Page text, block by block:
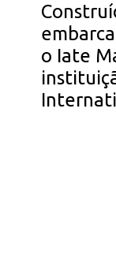
o Iate